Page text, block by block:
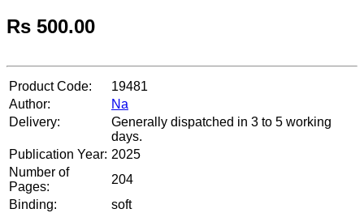
Rs 500.00
Product Code:
19481
Author:
Na
Delivery:
Generally dispatched in 3 to 5 working
days.
Publication Year: 2025
Number of
Pages:
204
Binding:
soft